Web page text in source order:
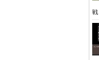
戦